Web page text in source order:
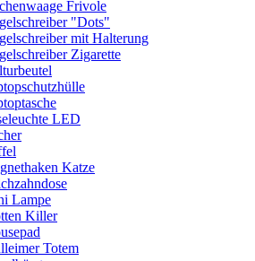
Frivole
"Dots"
mit Halterung
Zigarette
LED
Katze
Lampe
Killer
Totem